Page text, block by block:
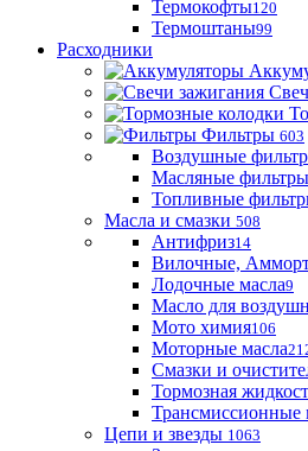
Термокофты120
Термоштаны99
Расходники
Фильтры 603
Воздушные
Масляные фильтры
Топливные
Масла и смазки 508
Антифриз14
Вилочные,
Лодочные масла9
Масло для
Мото химия106
Моторные масла
Смазки и
Тормозная
Трансмиссионные
Цепи и звезды 1063